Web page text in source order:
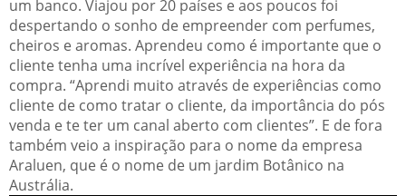
um banco. Viajou por 20 países e aos poucos foi
despertando o sonho de empreender com perfumes,
cheiros e aromas. Aprendeu como é importante que o
cliente tenha uma incrível experiência na hora da
compra. “Aprendi muito através de experiências como
cliente de como tratar o cliente, da importância do pós
venda e te ter um canal aberto com clientes”. E de fora
também veio a inspiração para o nome da empresa
Araluen, que é o nome de um jardim Botânico na
Austrália.